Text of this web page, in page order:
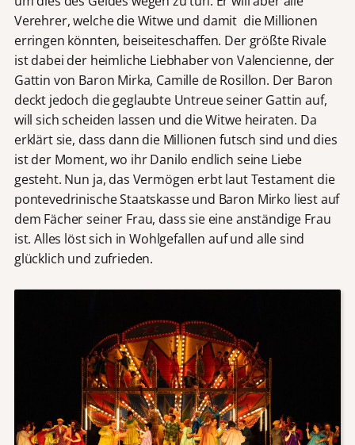
Verehrer, welche die Witwe und damit die Millionen
erringen könnten, beiseiteschaffen. Der größte Rivale
ist dabei der heimliche Liebhaber von Valencienne, der
Gattin von Baron Mirka, Camille de Rosillon. Der Baron
deckt jedoch die geglaubte Untreue seiner Gattin auf,
will sich scheiden lassen und die Witwe heiraten. Da
erklärt sie, dass dann die Millionen futsch sind und dies
ist der Moment, wo ihr Danilo endlich seine Liebe
gesteht. Nun ja, das Vermögen erbt laut Testament die
pontevedrinische Staatskasse und Baron Mirko liest auf
dem Fächer seiner Frau, dass sie eine anständige Frau
ist. Alles löst sich in Wohlgefallen auf und alle sind
glücklich und zufrieden.